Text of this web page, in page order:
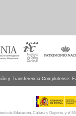
y Transferencia Complutense.
de Educación, Cultura y Deporte, y el